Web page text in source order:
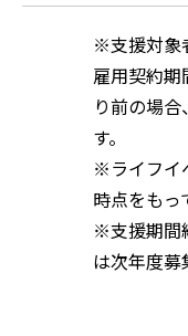
※支援対象
雇用契約
り前の場
す。
※ライフイ
時点をもっ
※支援期間
は次年度募